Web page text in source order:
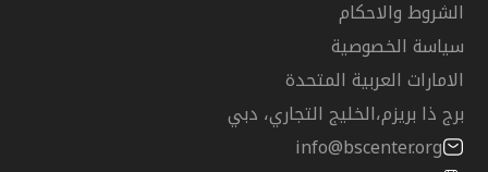
الشروط والاحكام
سياسة الخصوصية
الامارات العربية المتحدة
برج ذا بريزم،الخليج التجاري، دبي
info@bscenter.org